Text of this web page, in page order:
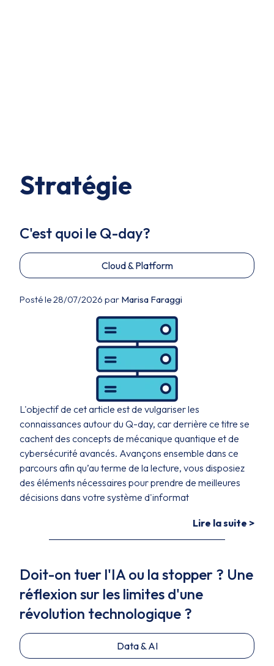
Stratégie
C'est quoi le Q-day?
Cloud & Platform
Posté le 28/07/2026 par Marisa Faraggi
L'objectif de cet article est de vulgariser les
connaissances autour du Q-day, car derrière ce titre se
cachent des concepts de mécanique quantique et de
cybersécurité avancés. Avançons ensemble dans ce
parcours afin qu’au terme de la lecture, vous disposiez
des éléments nécessaires pour prendre de meilleures
décisions dans votre système d'informat
Lire la suite >
Doit-on tuer l'IA ou la stopper ? Une
réflexion sur les limites d'une
révolution technologique ?
Data & AI